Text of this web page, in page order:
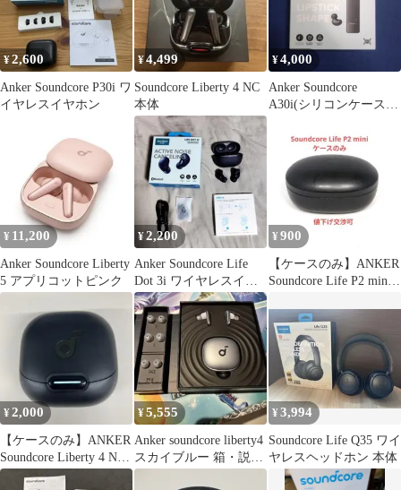
¥2,600
Anker Soundcore P30i ワ
イヤレスイヤホン
¥4,499
Soundcore Liberty 4 NC
本体
¥4,000
Anker Soundcore
A30i(シリコンケース
¥ 11,200
Anker Soundcore Liberty
5 アプリコットピンク
¥2,200
Anker Soundcore Life
Dot 3i ワイヤレスイヤ
ホン
¥ 900
【ケースのみ】ANKER
Soundcore Life P2 mini
¥2,000
【ケースのみ】ANKER
Soundcore Liberty 4 NC
BK 3
¥5,555
Anker soundcore liberty4
スカイブルー 箱・説明
書付き
¥3,994
Soundcore Life Q35 ワイ
ヤレスヘッドホン 本体